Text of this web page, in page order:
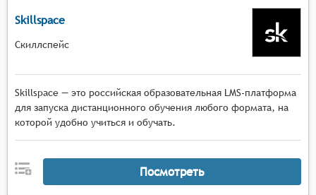
Skillspace
Скиллспейс
Skillspace — это российская образовательная LMS-платформа
для запуска дистанционного обучения любого формата, на
которой удобно учиться и обучать.
Посмотреть